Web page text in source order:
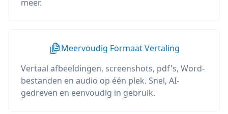
meer.
Meervoudig Formaat Vertaling
Vertaal afbeeldingen, screenshots, pdf's, Word-
bestanden en audio op één plek. Snel, AI-
gedreven en eenvoudig in gebruik.